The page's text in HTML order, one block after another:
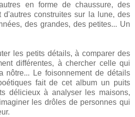
en forme de chaussure, des
d'autres construites sur la lune, des
des grandes, des petites... Un
les petits détails, à comparer des
différentes, à chercher celle qui
nôtre... Le foisonnement de détails
fait de cet album un puits
délicieux à analyser les maisons,
les drôles de personnes qui